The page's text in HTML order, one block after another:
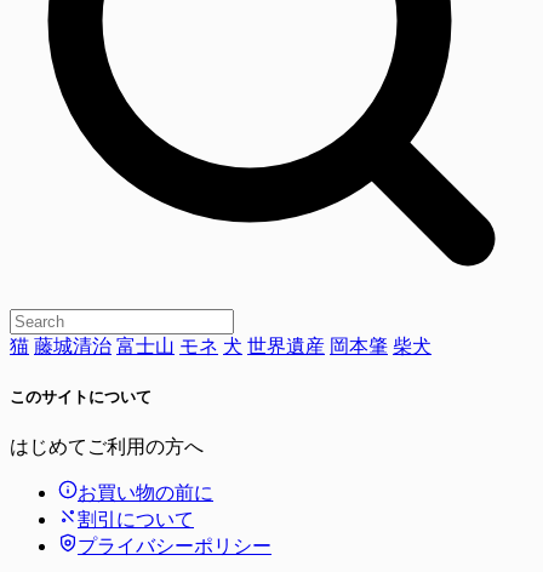
猫 藤城清治 富士山 モネ 犬 世界遺産 岡本肇 柴犬
このサイトについて
はじめてご利用の方へ
お買い物の前に
割引について
プライバシーポリシー